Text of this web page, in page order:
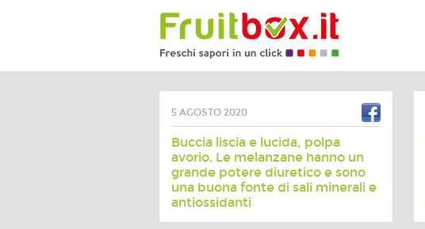
5 AGOSTO 2020
Buccia liscia e lucida, polpa
avorio. Le melanzane hanno un
grande potere diuretico e sono
una buona fonte di sali minerali e
antiossidanti